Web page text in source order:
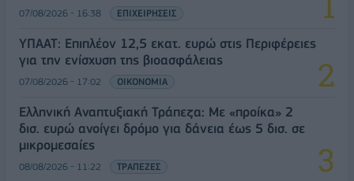
07/08/2026 - 16:38 ΕΠΙΧΕΙΡΗΣΕΙΣ
ΥΠΑΑΤ: Επιπλέον 12,5 εκατ. ευρώ στις Περιφέρειες
για την ενίσχυση της βιοασφάλειας
07/08/2026 - 17:02 ΟΙΚΟΝΟΜΙΑ
Ελληνική Αναπτυξιακή Τράπεζα: Με «προίκα» 2
δισ. ευρώ ανοίγει δρόμο για δάνεια έως 5 δισ. σε
μικρομεσαίες
08/08/2026 - 11:22 ΤΡΑΠΕΖΕΣ